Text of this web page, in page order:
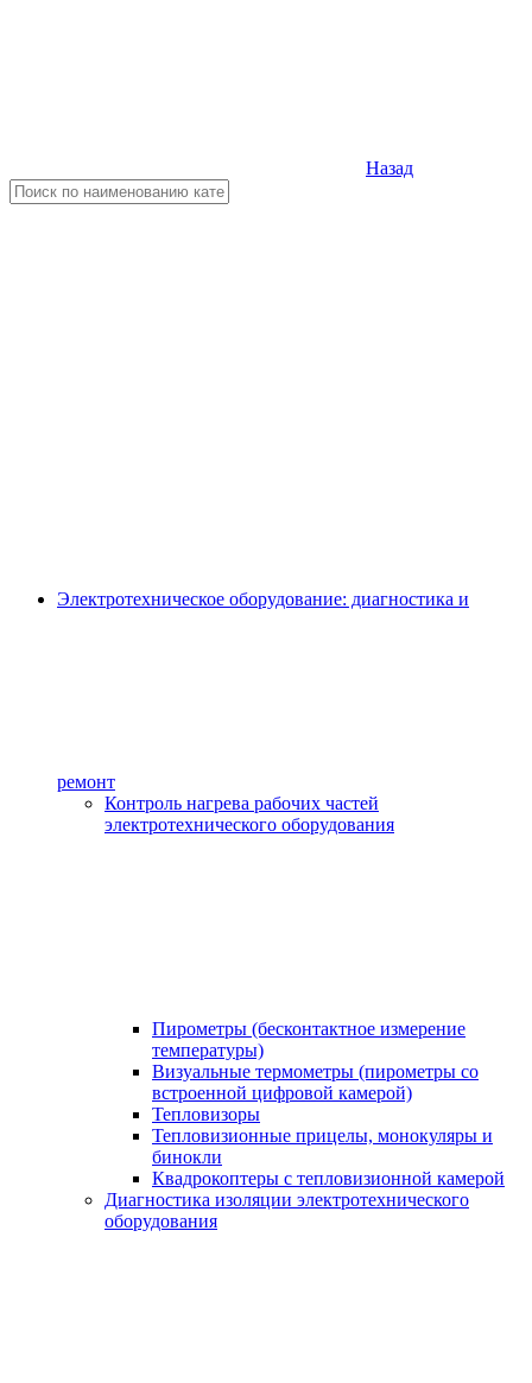
Назад
Электротехническое оборудование: диагностика и
ремонт
Контроль нагрева рабочих частей
электротехнического оборудования
Пирометры (бесконтактное измерение
температуры)
Визуальные термометры (пирометры со
встроенной цифровой камерой)
Тепловизоры
Тепловизионные прицелы, монокуляры и
бинокли
Квадрокоптеры с тепловизионной камерой
Диагностика изоляции электротехнического
оборудования